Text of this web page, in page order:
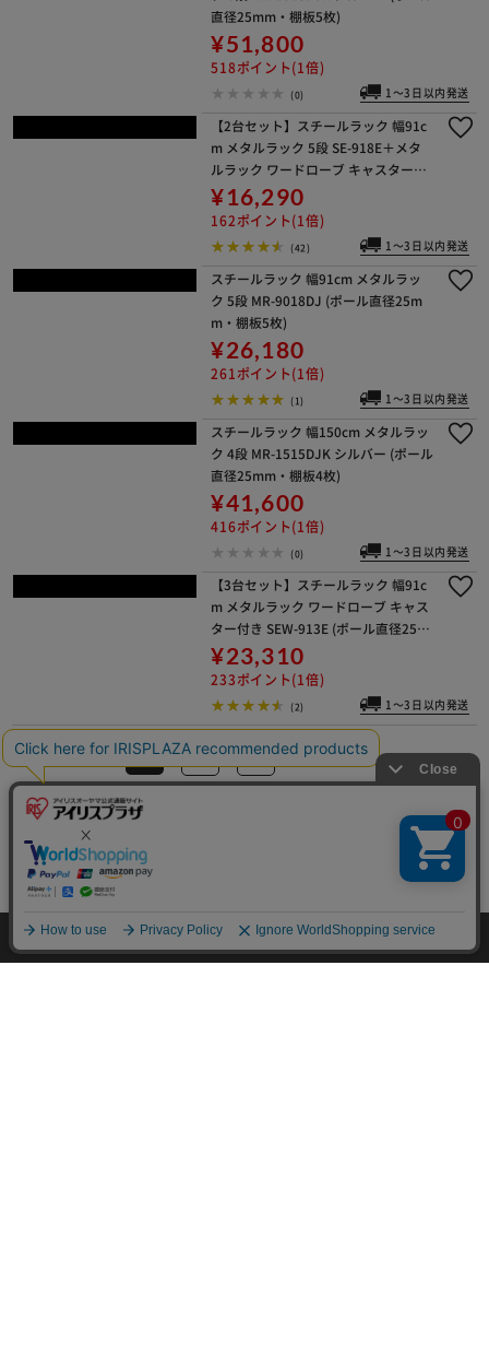
¥9,600
96ポイント(1倍)
(4)
ゴミ箱上ラック GUR-595H ハイタイ
プ ライトナチュラル/ホワイト
¥12,700
127ポイント(1倍)
(3) 1～3日以内発送
スチールラック 幅150cm メタルラッ
ク 5段 MR-1518DJK シルバー (ポール
直径25mm・棚板5枚)
¥51,800
518ポイント(1倍)
(0)
【2台セット】スチールラック 幅91c
m メタルラック 5段 SE-918E＋メタ
ルラック ワードローブ キャスター付
き SEW-913E (ポール直径25mm)
¥16,290
162ポイント(1倍)
(42)
スチールラック 幅91cm メタルラッ
ク 5段 MR-9018DJ (ポール直径25m
(1) 1～3日以内発送
HOME 探す ログイン お気に入り お知らせ